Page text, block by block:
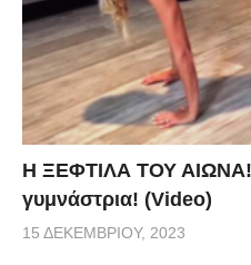
Η ΞΕΦΤΙΛΑ ΤΟΥ
γυμνάστρια! (Video)
15 ΔΕΚΕΜΒΡΊΟΥ, 2023